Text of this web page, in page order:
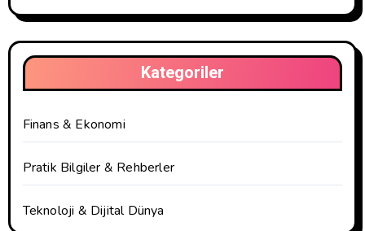
Kategoriler
Finans & Ekonomi
Pratik Bilgiler & Rehberler
Teknoloji & Dijital Dünya